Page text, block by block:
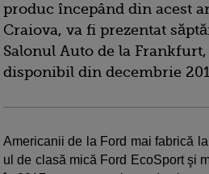
produc începând din acest
Craiova, va fi prezentat
Salonul Auto de la
disponibil din decembrie
Americanii de la Ford mai fabrică
ul de clasă mică Ford EcoSport şi